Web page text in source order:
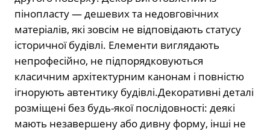
пінопласту — дешевих та недовговічних
матеріалів, які зовсім не відповідають статусу
історичної будівлі. Елементи виглядають
непрофесійно, не підпорядковуються
класичним архітектурним канонам і повністю
ігнорують автентику будівлі.Декоративні деталі
розміщені без будь-якої послідовності: деякі
мають незавершену або дивну форму, інші не